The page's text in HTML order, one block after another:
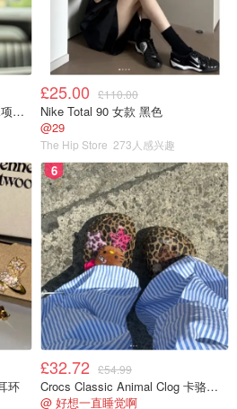
Prestige Necklace 大溪地珍珠项链 10-11mm
£25.00 £110.00
Nike Total 90 女款 黑色
@29
The Hip Store 273人感兴趣
环
6
£32.72 £54.99
Crocs Classic Animal Clog 卡骆驰动物印花洞洞鞋
@ 好想一直睡觉啊